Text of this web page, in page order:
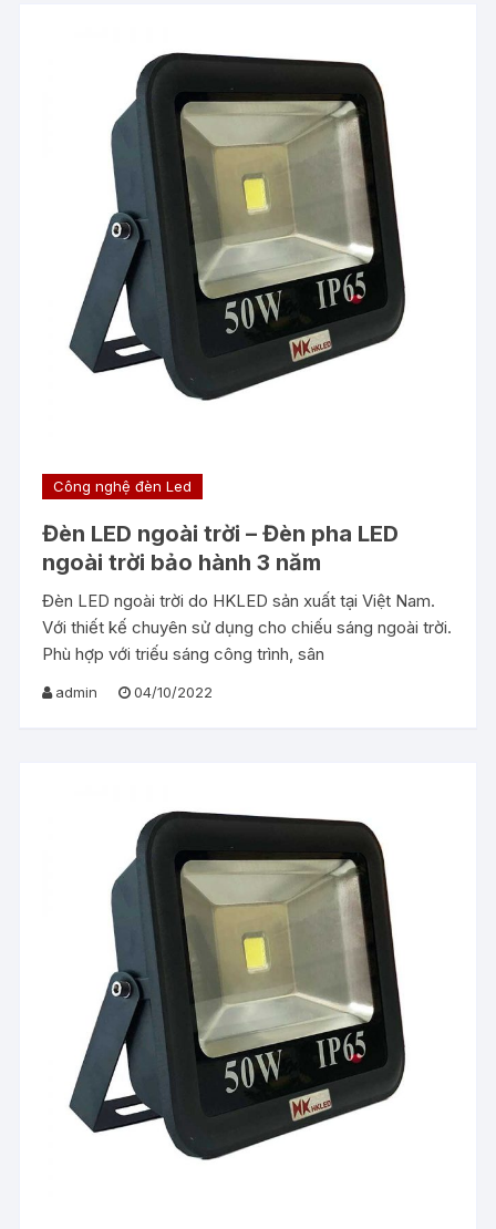
Công nghệ đèn Led
Đèn LED ngoài trời – Đèn pha LED
ngoài trời bảo hành 3 năm
Đèn LED ngoài trời do HKLED sản xuất tại Việt Nam.
Với thiết kế chuyên sử dụng cho chiếu sáng ngoài trời.
Phù hợp với triếu sáng công trình, sân
admin 04/10/2022